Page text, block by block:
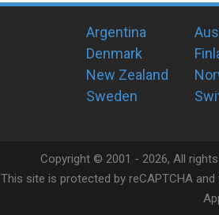
Argentina
Denmark
New Zealand
Sweden
Copyright © 2001 - 2026, All
This site is protected by reCAPTCHA and